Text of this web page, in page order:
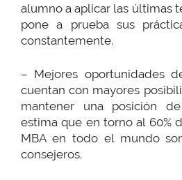
alumno a aplicar las últimas
pone a prueba sus
constantemente.
– Mejores oportunidades
cuentan con mayores
mantener una posición
estima que en torno al 60%
MBA en todo el mundo
consejeros.